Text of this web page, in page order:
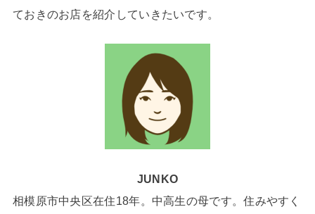
ておきのお店を紹介していきたいです。
JUNKO
相模原市中央区在住18年。中高生の母です。住みやすく